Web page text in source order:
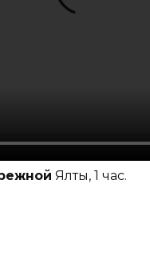
Ялты, 1 час.